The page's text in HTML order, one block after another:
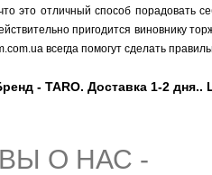
это отличный способ порадовать
пригодится виновнику
всегда помогут сделать
- TARO. Доставка 1-2 дня..
О НАС -